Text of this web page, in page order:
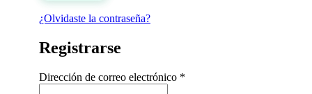
¿Olvidaste la contraseña?
Registrarse
Dirección de correo electrónico *